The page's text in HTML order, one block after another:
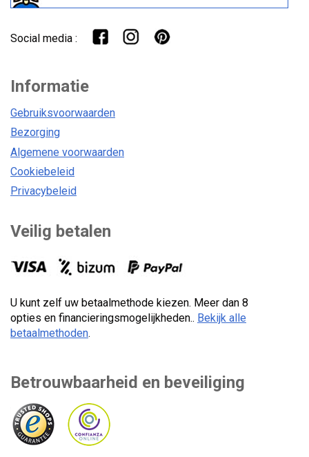
Social media :
Informatie
Gebruiksvoorwaarden
Bezorging
Algemene voorwaarden
Cookiebeleid
Privacybeleid
Veilig betalen
U kunt zelf uw betaalmethode kiezen. Meer dan 8
opties en financieringsmogelijkheden.. Bekijk alle
betaalmethoden.
Betrouwbaarheid en beveiliging